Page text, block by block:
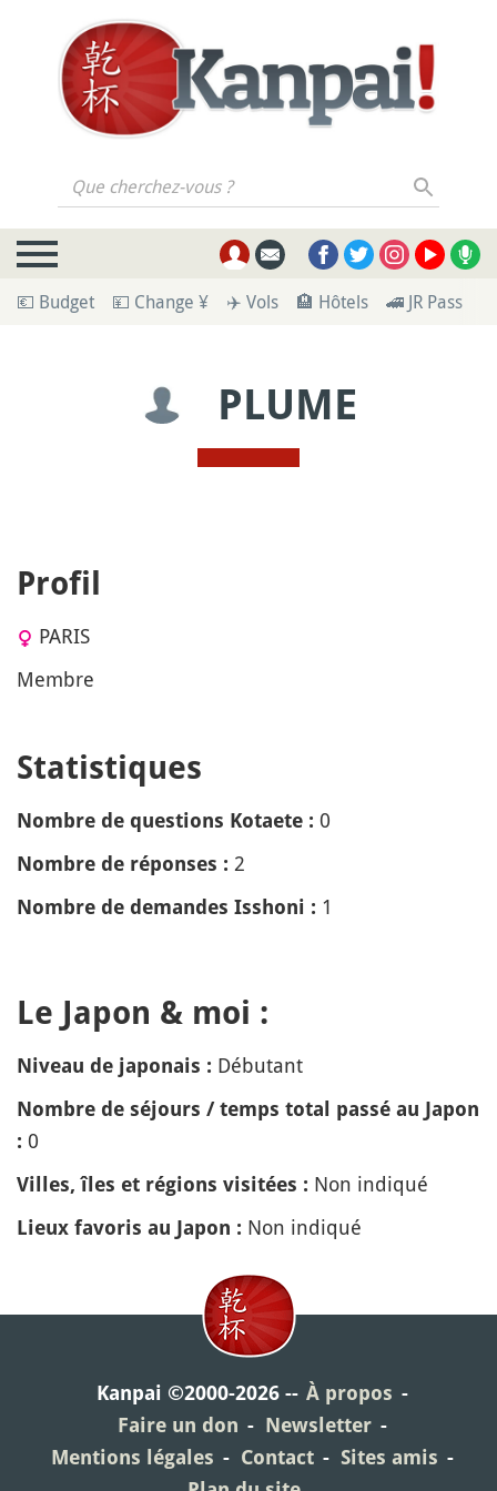
Que cherchez-vous ?
💶 Budget 💴 Change ¥ ✈️ Vols 🏨 Hôtels 🚄 JR Pass
PLUME
Profil
PARIS
Membre
Statistiques
Nombre de questions Kotaete : 0
Nombre de réponses : 2
Nombre de demandes Isshoni : 1
Le Japon & moi :
Niveau de japonais : Débutant
Nombre de séjours / temps total passé au Japon
: 0
Villes, îles et régions visitées : Non indiqué
Lieux favoris au Japon : Non indiqué
Kanpai ©2000-2026
À propos
Faire un don
Newsletter
Mentions légales
Contact
Sites amis